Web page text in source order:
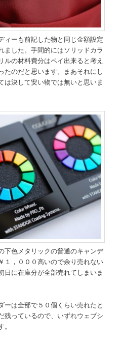
ィーも前記した物と同じ金額設定
ました。手間的にはソリッドカラ
ルの材料費分はペイ出来ると考え
たのだと思います。まあそれにし
は決して安い物では無いと思いま
下色メタリックの普通のキャンデ
１，０００高いので余り売れない
日に在庫分が全部売れてしまいま
ーは全部で５０個くらい売れたと
残っているので、いずれウェブシ